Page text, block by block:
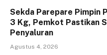
Sekda Parepare Pimpin
3 Kg, Pemkot Pastikan
Penyaluran
Agustus 4, 2026